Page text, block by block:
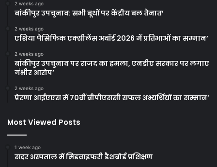
2 weeks ago
बांकीपुर उपचुनाव: सभी बूथों पर केंद्रीय बल तैनात’
2 weeks ago
एशिया पैसिफिक एक्सीलेंस अवॉर्ड 2026 में प्रतिभाओं का सम्मान’
2 weeks ago
बांकीपुर उपचुनाव पर राजद का हमला, एनडीए सरकार पर लगाए
गंभीर आरोप’
2 weeks ago
प्रेरणा आईएएस में 70वीं बीपीएससी सफल अभ्यर्थियों का सम्मान’
Most Viewed Posts
1 week ago
सदर अस्पताल में मिडवाइफरी डैशबोर्ड प्रशिक्षण